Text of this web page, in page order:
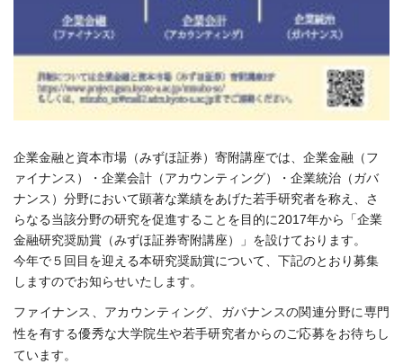
企業金融と資本市場（みずほ証券）寄附講座では、企業金融（フ
ァイナンス）・企業会計（アカウンティング）・企業統治（ガバ
ナンス）分野において顕著な業績をあげた若手研究者を称え、さ
らなる当該分野の研究を促進することを目的に2017年から「企業
金融研究奨励賞（みずほ証券寄附講座）」を設けております。
今年で５回目を迎える本研究奨励賞について、下記のとおり募集
しますのでお知らせいたします。
ファイナンス、アカウンティング、ガバナンスの関連分野に専門
性を有する優秀な大学院生や若手研究者からのご応募をお待ちし
ています。